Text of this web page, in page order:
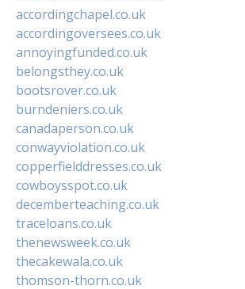
accordingchapel.co.uk
accordingoversees.co.uk
annoyingfunded.co.uk
belongsthey.co.uk
bootsrover.co.uk
burndeniers.co.uk
canadaperson.co.uk
conwayviolation.co.uk
copperfielddresses.co.uk
cowboysspot.co.uk
decemberteaching.co.uk
traceloans.co.uk
thenewsweek.co.uk
thecakewala.co.uk
thomson-thorn.co.uk